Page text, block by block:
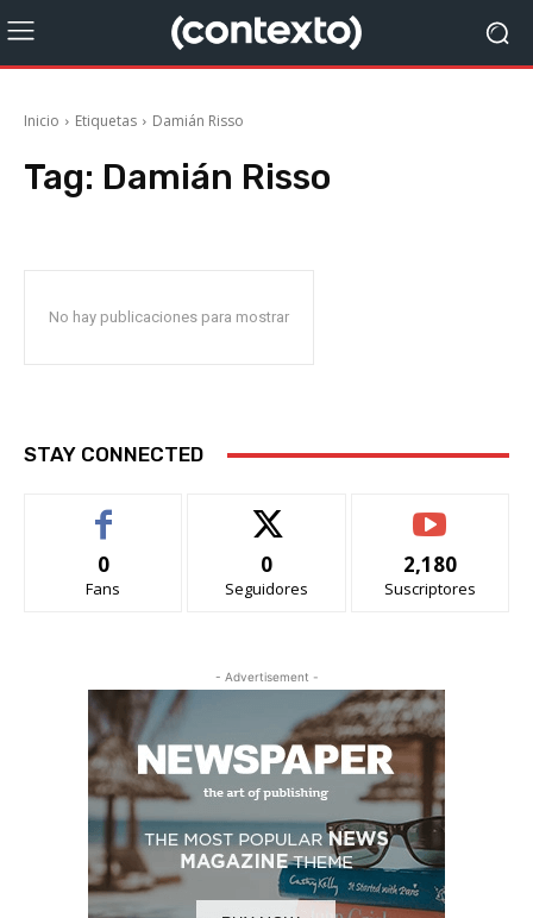
Inicio Etiquetas Damián Risso
Tag: Damián Risso
No hay publicaciones para mostrar
STAY CONNECTED
0
Fans
0
Seguidores
2,180
Suscriptores
- Advertisement -